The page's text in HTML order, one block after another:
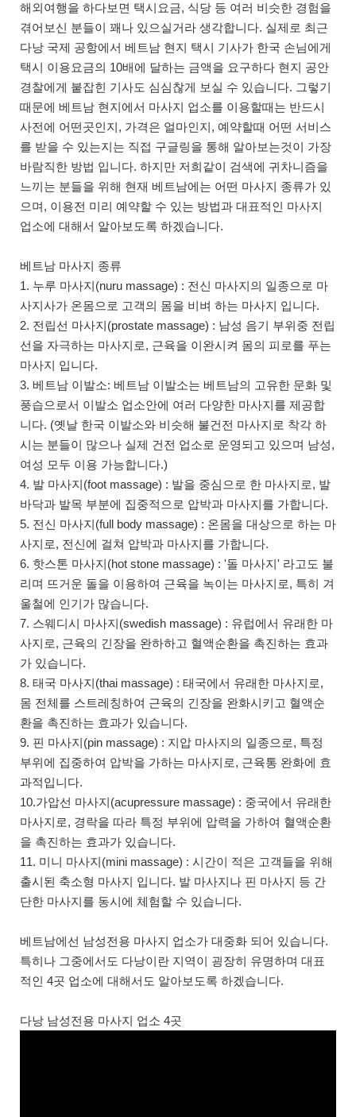
해외여행을 하다보면 택시요금, 식당 등 여러 비슷한 경험을
겪어보신 분들이 꽤나 있으실거라 생각합니다. 실제로 최근
다낭 국제 공항에서 베트남 현지 택시 기사가 한국 손님에게
택시 이용요금의 10배에 달하는 금액을 요구하다 현지 공안
경찰에게 붙잡힌 기사도 심심찮게 보실 수 있습니다. 그렇기
때문에 베트남 현지에서 마사지 업소를 이용할때는 반드시
사전에 어떤곳인지, 가격은 얼마인지, 예약할때 어떤 서비스
를 받을 수 있는지는 직접 구글링을 통해 알아보는것이 가장
바람직한 방법 입니다. 하지만 저희같이 검색에 귀차니즘을
느끼는 분들을 위해 현재 베트남에는 어떤 마사지 종류가 있
으며, 이용전 미리 예약할 수 있는 방법과 대표적인 마사지
업소에 대해서 알아보도록 하겠습니다.
베트남 마사지 종류
1. 누루 마사지(nuru massage) : 전신 마사지의 일종으로 마
사지사가 온몸으로 고객의 몸을 비벼 하는 마사지 입니다.
2. 전립선 마사지(prostate massage) : 남성 음기 부위중 전립
선을 자극하는 마사지로, 근육을 이완시켜 몸의 피로를 푸는
마사지 입니다.
3. 베트남 이발소: 베트남 이발소는 베트남의 고유한 문화 및
풍습으로서 이발소 업소안에 여러 다양한 마사지를 제공합
니다. (옛날 한국 이발소와 비슷해 불건전 마사지로 착각 하
시는 분들이 많으나 실제 건전 업소로 운영되고 있으며 남성,
여성 모두 이용 가능합니다.)
4. 발 마사지(foot massage) : 발을 중심으로 한 마사지로, 발
바닥과 발목 부분에 집중적으로 압박과 마사지를 가합니다.
5. 전신 마사지(full body massage) : 온몸을 대상으로 하는 마
사지로, 전신에 걸쳐 압박과 마사지를 가합니다.
6. 핫스톤 마사지(hot stone massage) : '돌 마사지' 라고도 불
리며 뜨거운 돌을 이용하여 근육을 녹이는 마사지로, 특히 겨
울철에 인기가 많습니다.
7. 스웨디시 마사지(swedish massage) : 유럽에서 유래한 마
사지로, 근육의 긴장을 완하하고 혈액순환을 촉진하는 효과
가 있습니다.
8. 태국 마사지(thai massage) : 태국에서 유래한 마사지로,
몸 전체를 스트레칭하여 근육의 긴장을 완화시키고 혈액순
환을 촉진하는 효과가 있습니다.
9. 핀 마사지(pin massage) : 지압 마사지의 일종으로, 특정
부위에 집중하여 압박을 가하는 마사지로, 근육통 완화에 효
과적입니다.
10.가압선 마사지(acupressure massage) : 중국에서 유래한
마사지로, 경락을 따라 특정 부위에 압력을 가하여 혈액순환
을 촉진하는 효과가 있습니다.
11. 미니 마사지(mini massage) : 시간이 적은 고객들을 위해
출시된 축소형 마사지 입니다. 발 마사지나 핀 마사지 등 간
단한 마사지를 동시에 체험할 수 있습니다.
베트남에선 남성전용 마사지 업소가 대중화 되어 있습니다.
특히나 그중에서도 다낭이란 지역이 굉장히 유명하며 대표
적인 4곳 업소에 대해서도 알아보도록 하겠습니다.
다낭 남성전용 마사지 업소 4곳